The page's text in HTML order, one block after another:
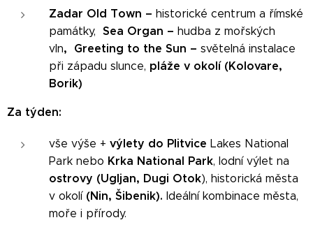
Zadar Old Town – historické centrum a římské
památky, Sea Organ – hudba z mořských
vln, Greeting to the Sun – světelná instalace
při západu slunce, pláže v okolí (Kolovare,
Borik)
Za týden:
vše výše + výlety do Plitvice Lakes National
Park nebo Krka National Park, lodní výlet na
ostrovy (Ugljan, Dugi Otok), historická města
v okolí (Nin, Šibenik). Ideální kombinace města,
moře i přírody.